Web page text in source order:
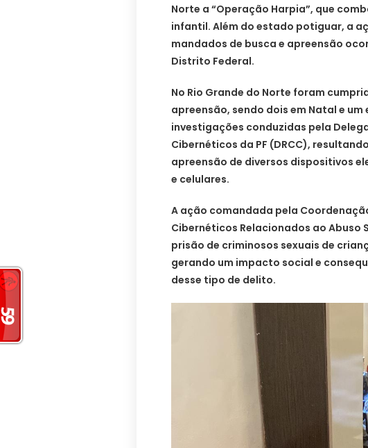
Norte a “Operação Harpia”, que
infantil. Além do estado potiguar, a
mandados de busca e apreensão
Distrito Federal.
No Rio Grande do Norte foram
apreensão, sendo dois em Natal e
investigações conduzidas pela
Cibernéticos da PF (DRCC),
apreensão de diversos dispositivos
e celulares.
A ação comandada pela
Cibernéticos Relacionados ao Abuso
prisão de criminosos sexuais de
gerando um impacto social e
desse tipo de delito.